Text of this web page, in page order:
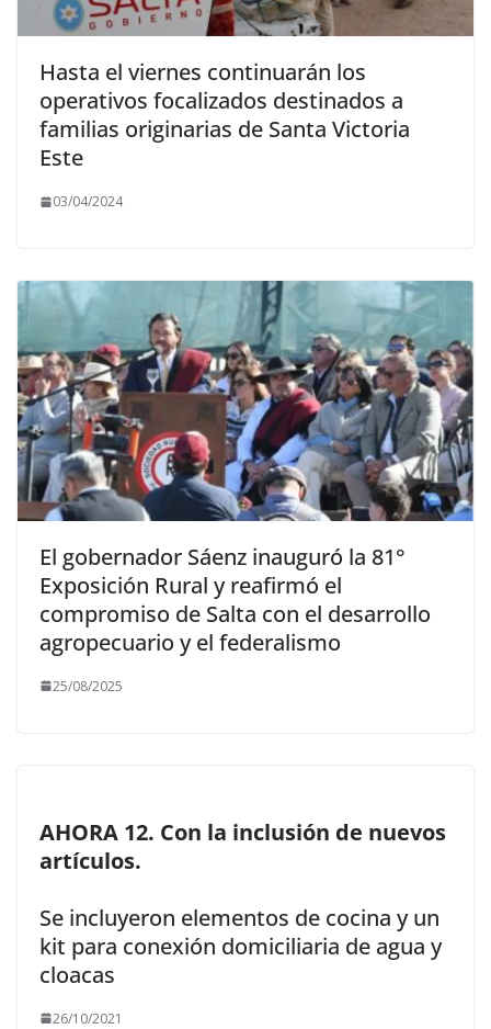
Hasta el viernes continuarán los
operativos focalizados destinados a
familias originarias de Santa Victoria
Este
03/04/2024
El gobernador Sáenz inauguró la 81°
Exposición Rural y reafirmó el
compromiso de Salta con el desarrollo
agropecuario y el federalismo
25/08/2025
AHORA 12. Con la inclusión de nuevos
artículos.
Se incluyeron elementos de cocina y un
kit para conexión domiciliaria de agua y
cloacas
26/10/2021